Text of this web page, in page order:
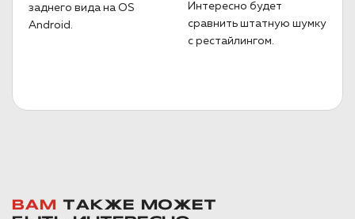
заднего вида на OS
Android.
Интересно будет
сравнить штатную шумку
с рестайлингом.
ВАМ
ТАКЖЕ МОЖЕТ